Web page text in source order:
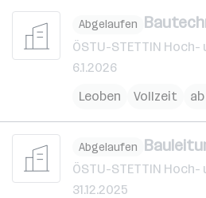
Abgelaufen
ÖSTU-STETTIN
6.1.2026
Leoben
Vollzeit
Abgelaufen
ÖSTU-STETTIN
31.12.2025